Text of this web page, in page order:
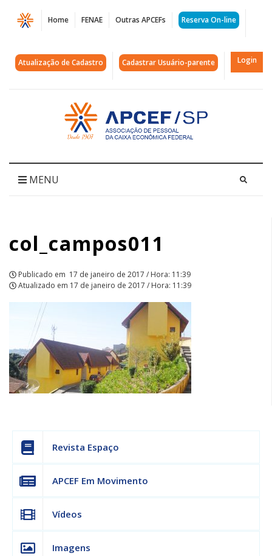
Página
col_campos011
Home FENAE Outras APCEFs Reserva On-line
Atualização de Cadastro Cadastrar Usuário-parente Login
Acessar
página
inicial
MENU
col_campos011
Publicado em 17 de janeiro de 2017 / Hora: 11:39
Atualizado em 17 de janeiro de 2017 / Hora: 11:39
Revista Espaço
APCEF Em Movimento
Vídeos
Imagens